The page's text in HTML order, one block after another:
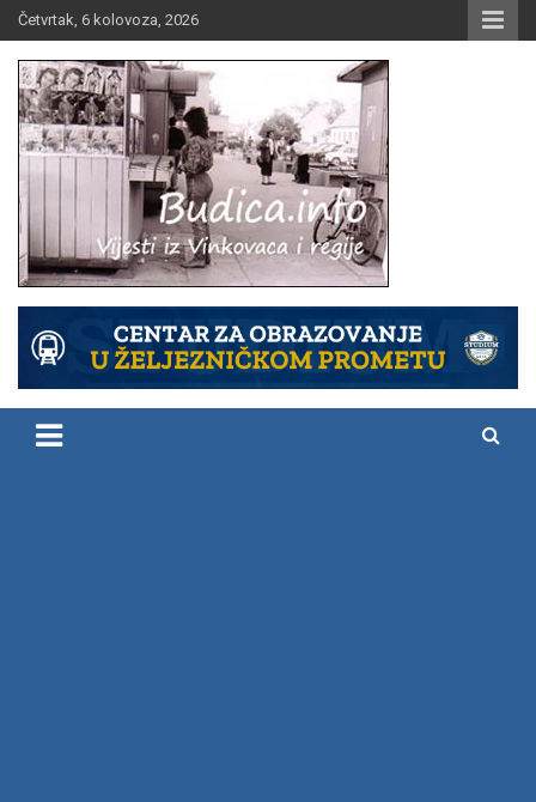
Skip
to
content
Četvrtak, 6 kolovoza, 2026
Budica.info